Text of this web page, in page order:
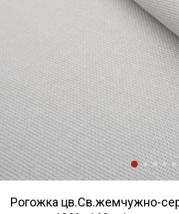
Рогожка цв.Св.жемчужно-